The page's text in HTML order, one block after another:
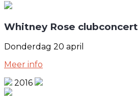
Whitney Rose clubconcert
Donderdag 20 april
Meer info
2016